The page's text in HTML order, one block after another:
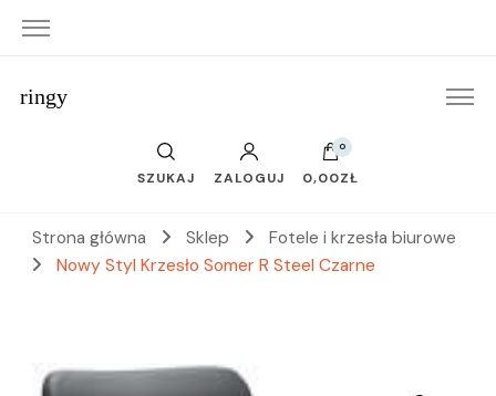
ringy
SZUKAJ ZALOGUJ
0
0,00ZŁ
Strona główna Sklep
Fotele i krzesła biurowe
Nowy Styl Krzesło Somer R Steel Czarne